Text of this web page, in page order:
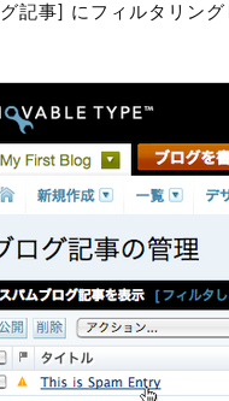
記事] にフィルタリン